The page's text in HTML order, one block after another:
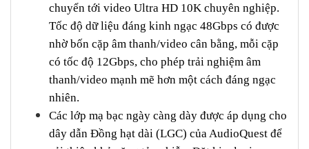
chuyển tới video Ultra HD 10K chuyên nghiệp.
Tốc độ dữ liệu đáng kinh ngạc 48Gbps có được
nhờ bốn cặp âm thanh/video cân bằng, mỗi cặp
có tốc độ 12Gbps, cho phép trải nghiệm âm
thanh/video mạnh mẽ hơn một cách đáng ngạc
nhiên.
Các lớp mạ bạc ngày càng dày được áp dụng cho
dây dẫn Đồng hạt dài (LGC) của AudioQuest để